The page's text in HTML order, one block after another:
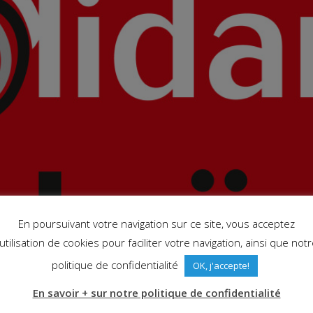
En poursuivant votre navigation sur ce site, vous acceptez
de cookies pour faciliter votre navigation, ainsi que
politique de confidentialité
OK, j'accepte!
En savoir + sur notre politique de confidentialité